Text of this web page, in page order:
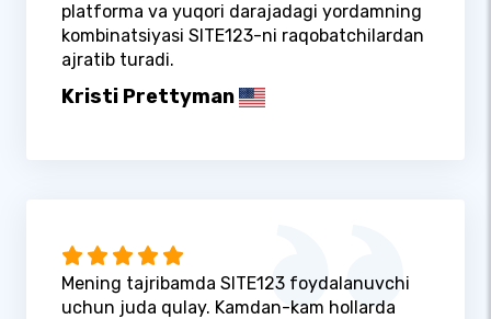
platforma va yuqori darajadagi yordamning
kombinatsiyasi SITE123-ni raqobatchilardan
ajratib turadi.
Kristi Prettyman
Mening tajribamda SITE123 foydalanuvchi
uchun juda qulay. Kamdan-kam hollarda